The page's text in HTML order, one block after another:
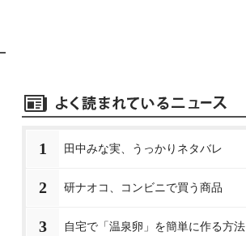
1 田中みな実、うっかりネタバレ
2 研ナオコ、コンビニで買う商品
3 自宅で「温泉卵」を簡単に作る方法